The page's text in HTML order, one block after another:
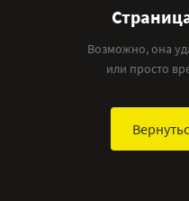
Возможно, она
или просто